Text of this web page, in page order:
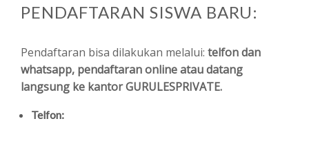
PENDAFTARAN SISWA BARU:
Pendaftaran bisa dilakukan melalui: telfon dan
whatsapp, pendaftaran online atau datang
langsung ke kantor GURULESPRIVATE.
Telfon: